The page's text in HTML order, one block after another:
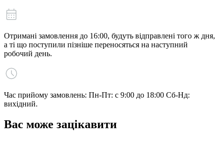
Отримані замовлення до 16:00, будуть відправлені того ж дня,
а ті що поступили пізніше переносяться на наступний
робочий день.
Час прийому замовлень: Пн-Пт: с 9:00 до 18:00 Сб-Нд:
вихідний.
Вас може зацікавити